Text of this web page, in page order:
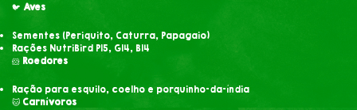
🐦 Aves
Sementes (Periquito, Caturra, Papagaio)
Rações NutriBird P15, G14, B14
🐹 Roedores
Ração para esquilo, coelho e porquinho-da-índia
🐱 Carnívoros